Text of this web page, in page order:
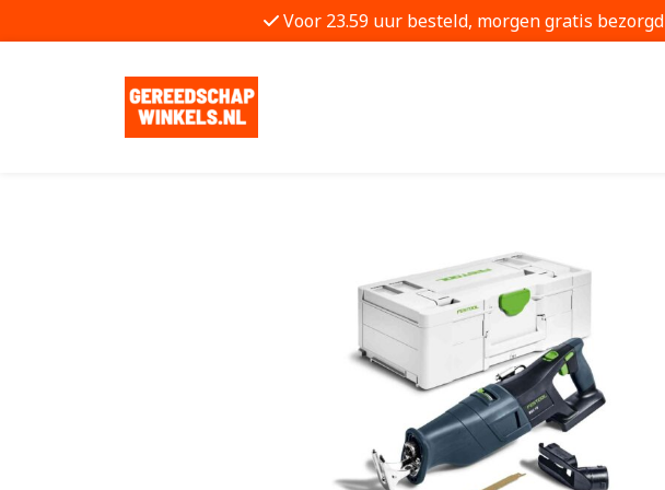
Voor 23.59 uur besteld, morgen gratis bezorgd